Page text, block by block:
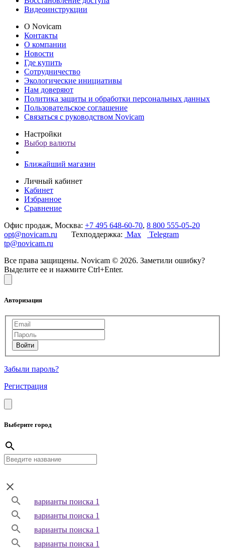
Видеоинструкции
О Novicam
Контакты
О компании
Новости
Где купить
Сотрудничество
Экологические инициативы
Нам доверяют
Политика защиты и обработки персональных данных
Пользовательское соглашение
Связаться с руководством Novicam
Настройки
Выбор валюты
Ближайший магазин
Личный кабинет
Кабинет
Избранное
Сравнение
Офис продаж, Москва: +7 495 648-60-70, 8 800 555-05-20
opt@novicam.ru Техподдержка: Max
Telegram
tp@novicam.ru
Все права защищены. Novicam © 2026. Заметили ошибку?
Выделите ее и нажмите Ctrl+Enter.
Авторизация
Забыли пароль?
Регистрация
Выберите город
варианты поиска 1
варианты поиска 1
варианты поиска 1
варианты поиска 1